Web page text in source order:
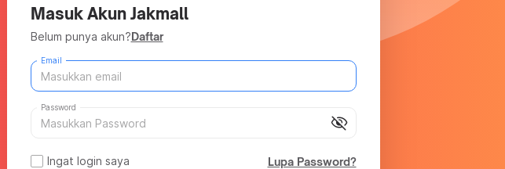
Masuk Akun Jakmall
Belum punya akun?Daftar
Email
visibility_off
Password
Ingat login saya Lupa Password?